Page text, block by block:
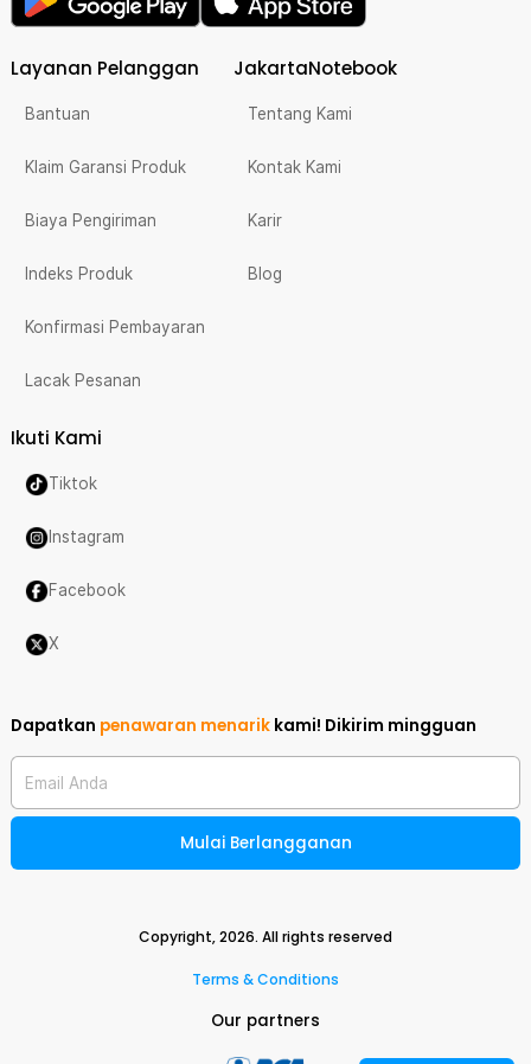
Layanan Pelanggan
Bantuan
Klaim Garansi Produk
Biaya Pengiriman
Indeks Produk
Konfirmasi Pembayaran
Lacak Pesanan
JakartaNotebook
Tentang Kami
Kontak Kami
Karir
Blog
Ikuti Kami
Tiktok
Instagram
Facebook
X
Dapatkan penawaran menarik kami! Dikirim mingguan
Email Anda
Mulai Berlangganan
Copyright,2026. All rights reserved
Terms & Conditions
Our partners